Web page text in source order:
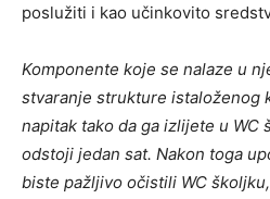
poslužiti i kao učinkovito
Komponente koje se nalaze u
stvaranje strukture istaloženog
napitak tako da ga izlijete u WC
odstoji jedan sat. Nakon toga
biste pažljivo očistili WC